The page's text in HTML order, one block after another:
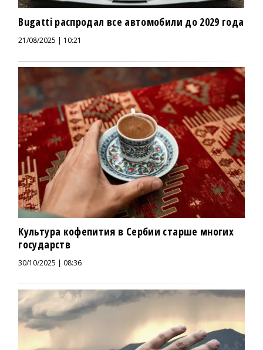
Bugatti распродал все автомобили до 2029 года
21/08/2025 | 10:21
Культура кофепития в Сербии старше многих
государств
30/10/2025 | 08:36